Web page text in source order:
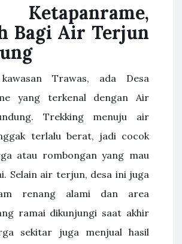
Ketapanrame,
Bagi Air Terjun
Trawas, ada Desa
yang terkenal dengan Air
Trekking menuju air
terlalu berat, jadi cocok
atau rombongan yang mau
Selain air terjun, desa ini juga
renang alami dan area
ramai dikunjungi saat akhir
sekitar juga menjual hasil